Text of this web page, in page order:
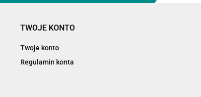
TWOJE KONTO
Twoje konto
Regulamin konta